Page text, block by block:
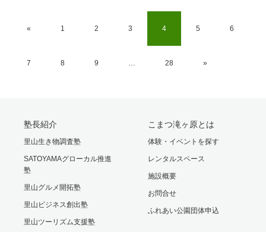
« 1 2 3 4 5 6
7 8 9 … 28 »
塾長紹介
里山生き物調査塾
SATOYAMAグローカル推進
塾
里山グルメ開拓塾
里山ビジネス創出塾
里山ツーリズム支援塾
こまつ滝ヶ原とは
体験・イベントを探す
レンタルスペース
施設概要
お問合せ
ふれあい公園団体申込